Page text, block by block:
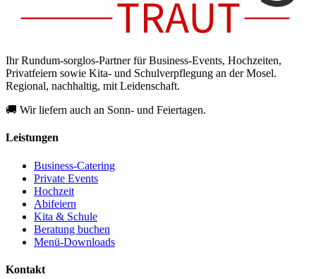
Ihr Rundum-sorglos-Partner für Business-Events, Hochzeiten,
Privatfeiern sowie Kita- und Schulverpflegung an der Mosel.
Regional, nachhaltig, mit Leidenschaft.
🚚 Wir liefern auch an Sonn- und Feiertagen.
Leistungen
Business-Catering
Private Events
Hochzeit
Abifeiern
Kita & Schule
Beratung buchen
Menü-Downloads
Kontakt